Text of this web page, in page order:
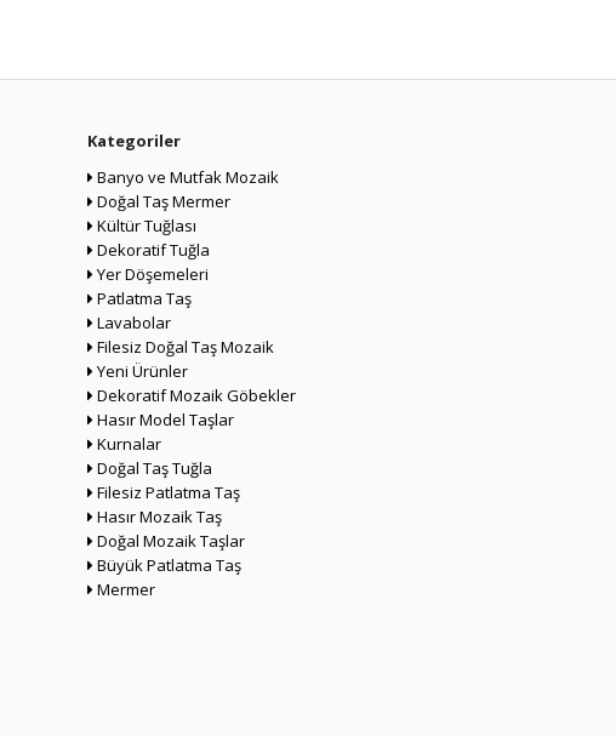
Kategoriler
Banyo ve Mutfak Mozaik
Doğal Taş Mermer
Kültür Tuğlası
Dekoratif Tuğla
Yer Döşemeleri
Patlatma Taş
Lavabolar
Filesiz Doğal Taş Mozaik
Yeni Ürünler
Dekoratif Mozaik Göbekler
Hasır Model Taşlar
Kurnalar
Doğal Taş Tuğla
Filesiz Patlatma Taş
Hasır Mozaik Taş
Doğal Mozaik Taşlar
Büyük Patlatma Taş
Mermer